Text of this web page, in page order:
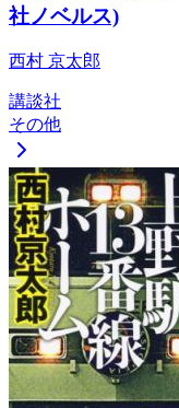
社ノベルス)
西村 京太郎
講談社
その他